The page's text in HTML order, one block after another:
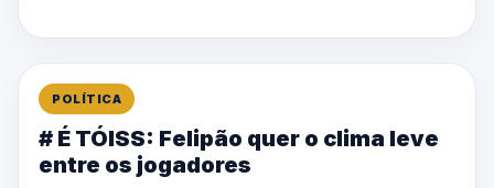
POLÍTICA
# É TÓISS: Felipão quer o clima leve
entre os jogadores